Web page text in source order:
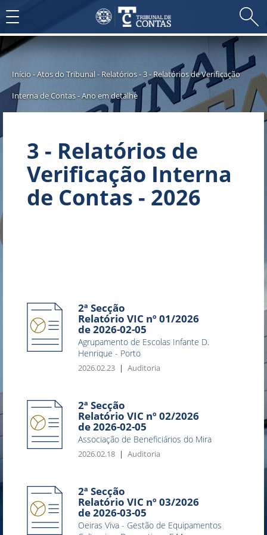
Toggle
navigation
Início-Atos do Tribunal-Relatórios-3 - Relatórios de Verificação
Interna de Contas-Ano em detalhe
3 - Relatórios de
Verificação Interna
de Contas - 2026
2ª Secção
Relatório VIC nº 01/2026
de 2026-02-05
Agrupamento de Escolas Infante D.
Henrique - Porto
2026.02.23 Auditoria
2ª Secção
Relatório VIC nº 02/2026
de 2026-02-05
Associação de Beneficiários do Mira
2026.02.18 Auditoria
2ª Secção
Relatório VIC nº 03/2026
de 2026-03-05
Oeiras Viva - Gestão de Equipamentos